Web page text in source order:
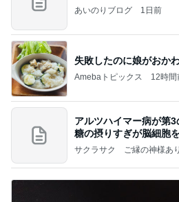
あいのりブログ 1日前
失敗したのに娘がおか
Amebaトピックス 12時間
アルツハイマー病が第
糖の摂りすぎが脳細胞
の恐
サクラサク ご縁の神様あ